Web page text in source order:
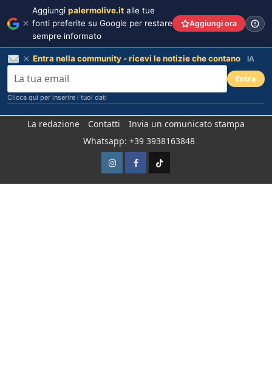
La redazione Contatti
Invia un comunicato stampa
Whatsapp: +39 3938163848
InstagramFacebook
TikTok
Aggiungi palermolive.it alle tue
fonti preferite su Google per restare
sempre informato
Aggiungi ora
Entra nella community - ricevi le notizie che contano IA
Entra
Clicca qui per inserire i tuoi dati